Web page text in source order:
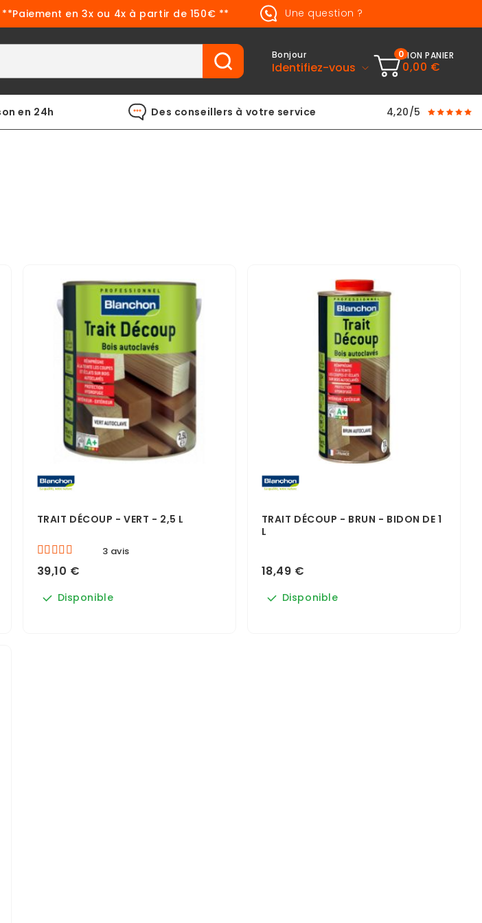
en 3x ou 4x à partir de 150€ ** Une question ?
Bonjour
Identifiez-vous
0MON PANIER
0,00 €
en 24h Des conseillers à votre service 4,20/5
TRAIT DÉCOUP - VERT - 2,5 L
3 avis
39,10 €
Disponible
TRAIT DÉCOUP - BRUN - BIDON DE 1
L
18,49 €
Disponible